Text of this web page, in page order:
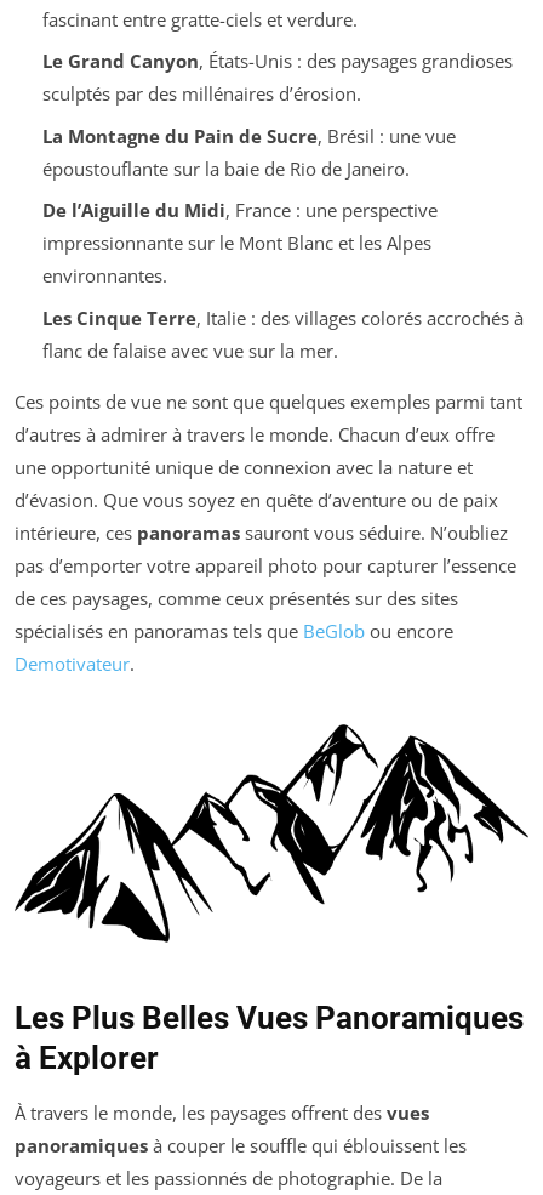
fascinant entre gratte-ciels et verdure.
Le Grand Canyon, États-Unis : des paysages grandioses
sculptés par des millénaires d’érosion.
La Montagne du Pain de Sucre, Brésil : une vue
époustouflante sur la baie de Rio de Janeiro.
De l’Aiguille du Midi, France : une perspective
impressionnante sur le Mont Blanc et les Alpes
environnantes.
Les Cinque Terre, Italie : des villages colorés accrochés à
flanc de falaise avec vue sur la mer.
Ces points de vue ne sont que quelques exemples parmi tant
d’autres à admirer à travers le monde. Chacun d’eux offre
une opportunité unique de connexion avec la nature et
d’évasion. Que vous soyez en quête d’aventure ou de paix
intérieure, ces panoramas sauront vous séduire. N’oubliez
pas d’emporter votre appareil photo pour capturer l’essence
de ces paysages, comme ceux présentés sur des sites
spécialisés en panoramas tels que BeGlob ou encore
Demotivateur.
Les Plus Belles Vues Panoramiques
à Explorer
À travers le monde, les paysages offrent des vues
panoramiques à couper le souffle qui éblouissent les
voyageurs et les passionnés de photographie. De la